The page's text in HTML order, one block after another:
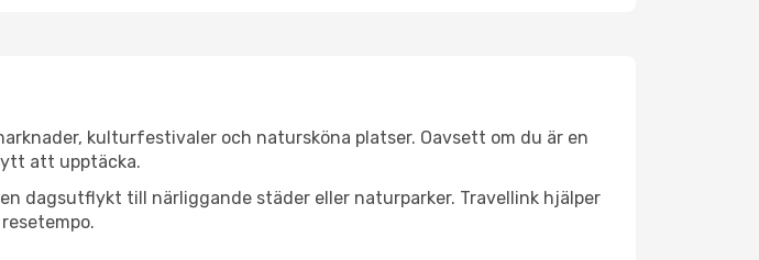
kulturfestivaler och natursköna platser. Oavsett om du är en
att upptäcka.
dagsutflykt till närliggande städer eller naturparker. Travellink hjälper